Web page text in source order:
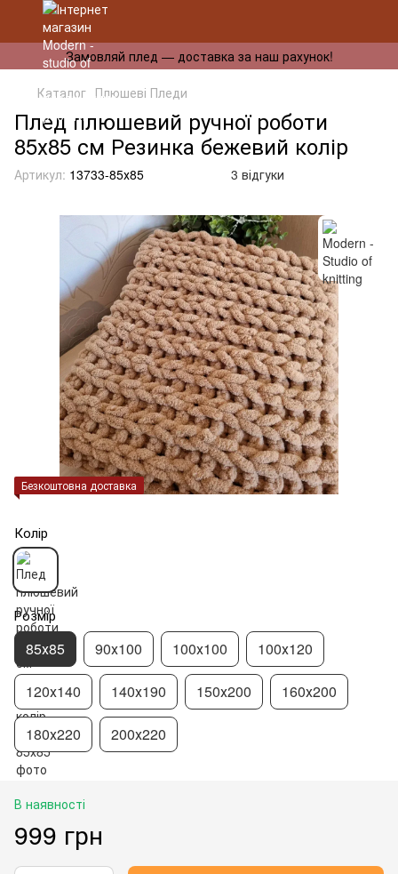
Замовляй плед — доставка за наш рахунок!
Каталог Плюшеві Пледи
Плед плюшевий ручної роботи
85х85 см Резинка бежевий колір
Артикул: 13733-85х85 3 відгуки
Безкоштовна доставка
Колір
Розмір
85х85 90х100 100х100 100х120
120х140 140х190 150х200 160х200
180х220 200х220
В наявності
999 грн